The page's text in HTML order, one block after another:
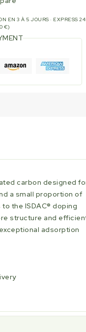
EN 3 À 5 JOURS · EXPRESS
€)
carbon designed
a small proportion of
the ISDAC® doping
structure and
adsorption